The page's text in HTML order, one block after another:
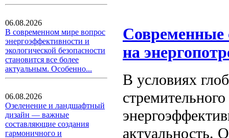
06.08.2026
В современном мире вопрос
энергоэффективности и
экологической безопасности
становится все более
актуальным. Особенно...
06.08.2026
Озеленение и ландшафтный
дизайн — важные
составляющие создания
гармоничного и
Современные
на
В условиях
актуальность.